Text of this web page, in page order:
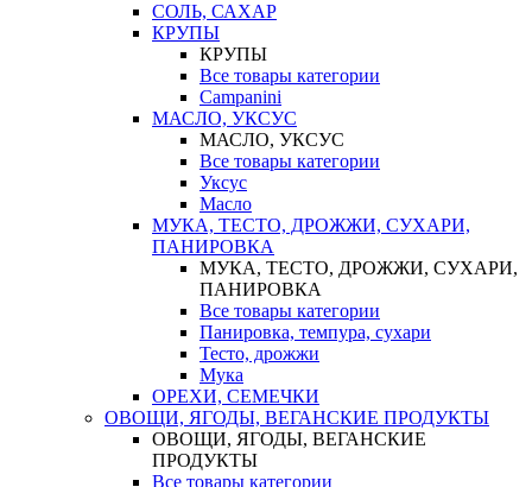
СОЛЬ, САХАР
КРУПЫ
КРУПЫ
Все товары категории
Campanini
МАСЛО, УКСУС
МАСЛО, УКСУС
Все товары категории
Уксус
Масло
МУКА, ТЕСТО, ДРОЖЖИ, СУХАРИ,
ПАНИРОВКА
МУКА, ТЕСТО, ДРОЖЖИ, СУХАРИ,
ПАНИРОВКА
Все товары категории
Панировка, темпура, сухари
Тесто, дрожжи
Мука
ОРЕХИ, СЕМЕЧКИ
ОВОЩИ, ЯГОДЫ, ВЕГАНСКИЕ ПРОДУКТЫ
ОВОЩИ, ЯГОДЫ, ВЕГАНСКИЕ
ПРОДУКТЫ
Все товары категории